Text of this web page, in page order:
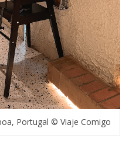
Portugal © Viaje Comigo